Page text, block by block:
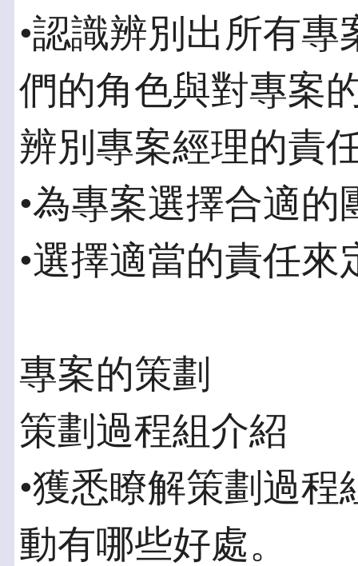
•認識辨別出所有
們的角色與對專案
辨別專案經理的責
•為專案選擇合適的
•選擇適當的責任
專案的策劃
策劃過程組介紹
•獲悉瞭解策劃過
動有哪些好處。